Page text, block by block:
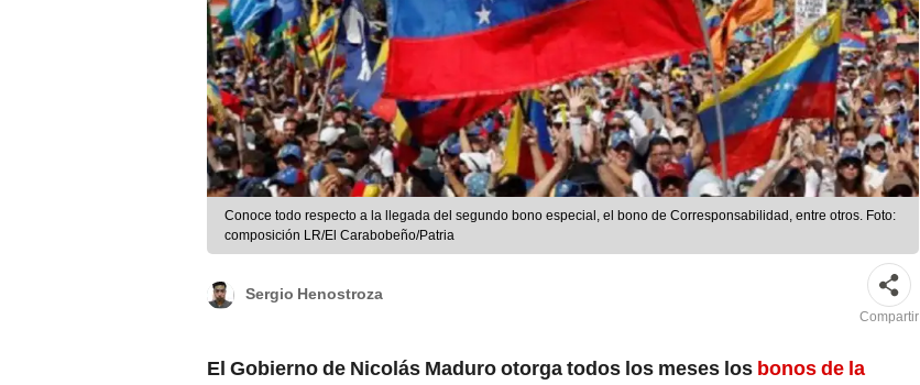
Conoce todo respecto a la llegada del segundo bono especial, el bono de Corresponsabilidad, entre otros. Foto:
composición LR/El Carabobeño/Patria
Sergio Henostroza
Compartir
El Gobierno de Nicolás Maduro otorga todos los meses los bonos de la